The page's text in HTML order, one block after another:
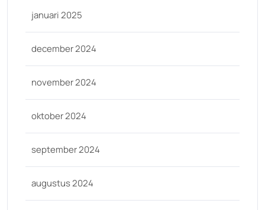
januari 2025
december 2024
november 2024
oktober 2024
september 2024
augustus 2024